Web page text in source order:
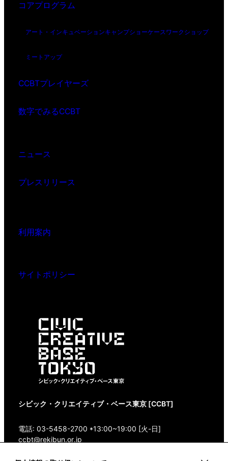
コアプログラム
アート・インキュベーションキャンプショーケースワークショップ
ミートアップ
CCBTプレイヤーズ
数字でみるCCBT
ニュース
プレスリリース
利用案内
サイトポリシー
シビック・クリエイティブ・ベース東京 [CCBT]
電話: 03-5458-2700 *13:00~19:00 [火-日]
ccbt@rekibun.or.jp